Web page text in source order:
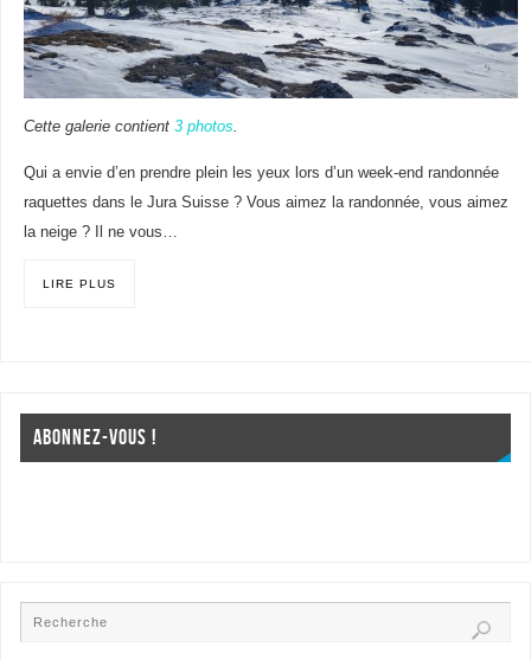
Cette galerie contient 3 photos.
Qui a envie d’en prendre plein les yeux lors d’un week-end randonnée
raquettes dans le Jura Suisse ? Vous aimez la randonnée, vous aimez
la neige ? Il ne vous…
LIRE PLUS
ABONNEZ-VOUS !